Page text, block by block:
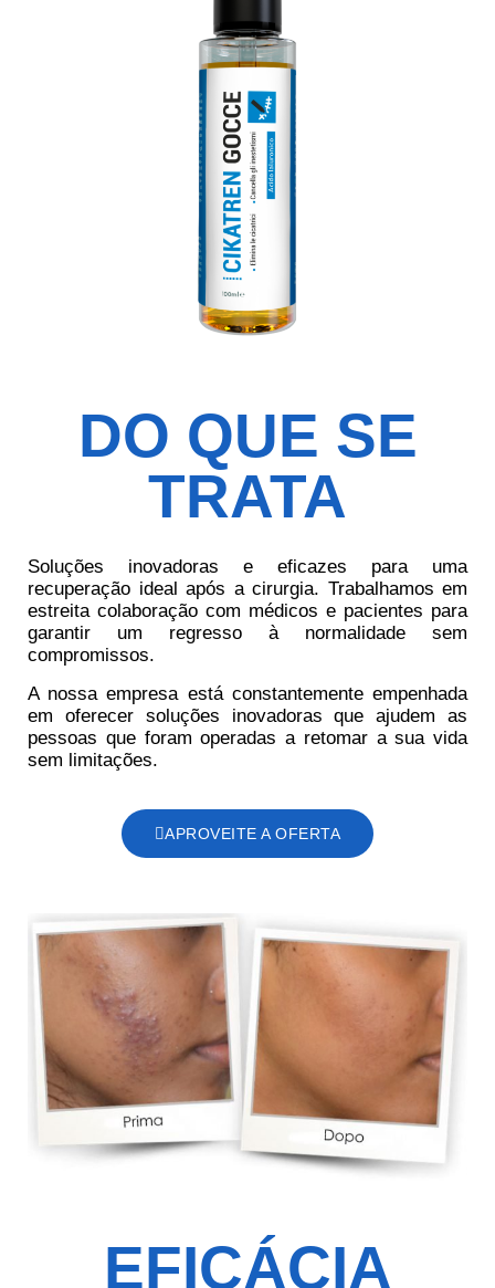
DO QUE SE
TRATA
Soluções inovadoras e eficazes para uma
recuperação ideal após a cirurgia. Trabalhamos em
estreita colaboração com médicos e pacientes para
garantir um regresso à normalidade sem
compromissos.
A nossa empresa está constantemente empenhada
em oferecer soluções inovadoras que ajudem as
pessoas que foram operadas a retomar a sua vida
sem limitações.
APROVEITE A OFERTA
EFICÁCIA